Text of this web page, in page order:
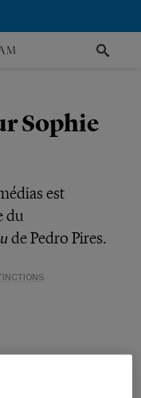
Sophie
est
du
de Pedro Pires.